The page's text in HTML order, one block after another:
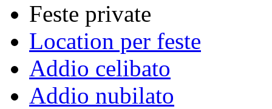
Feste private
Location per feste
Addio celibato
Addio nubilato